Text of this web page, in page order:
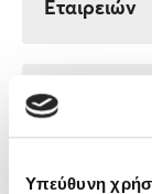
Υπεύθυνη